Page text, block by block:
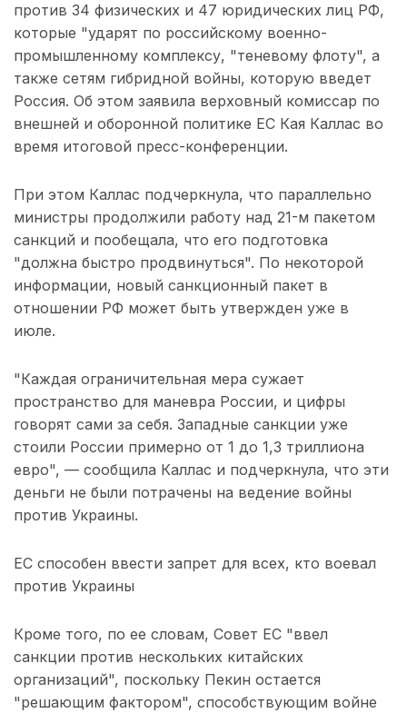
против 34 физических и 47 юридических лиц РФ,
которые "ударят по российскому военно-
промышленному комплексу, "теневому флоту", а
также сетям гибридной войны, которую введет
Россия. Об этом заявила верховный комиссар по
внешней и оборонной политике ЕС Кая Каллас во
время итоговой пресс-конференции.
При этом Каллас подчеркнула, что параллельно
министры продолжили работу над 21-м пакетом
санкций и пообещала, что его подготовка
"должна быстро продвинуться". По некоторой
информации, новый санкционный пакет в
отношении РФ может быть утвержден уже в
июле.
"Каждая ограничительная мера сужает
пространство для маневра России, и цифры
говорят сами за себя. Западные санкции уже
стоили России примерно от 1 до 1,3 триллиона
евро", — сообщила Каллас и подчеркнула, что эти
деньги не были потрачены на ведение войны
против Украины.
ЕС способен ввести запрет для всех, кто воевал
против Украины
Кроме того, по ее словам, Совет ЕС "ввел
санкции против нескольких китайских
организаций", поскольку Пекин остается
"решающим фактором", способствующим войне